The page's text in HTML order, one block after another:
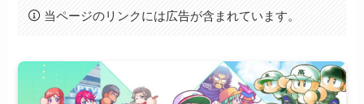
当ページのリンクには広告が含まれています。